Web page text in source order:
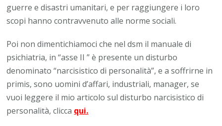
guerre e disastri umanitari, e per raggiungere i loro
scopi hanno contravvenuto alle norme sociali.
Poi non dimentichiamoci che nel dsm il manuale di
psichiatria, in “asse II ” è presente un disturbo
denominato “narcisistico di personalità”, e a soffrirne in
primis, sono uomini d’affari, industriali, manager, se
vuoi leggere il mio articolo sul disturbo narcisistico di
personalità, clicca qui.